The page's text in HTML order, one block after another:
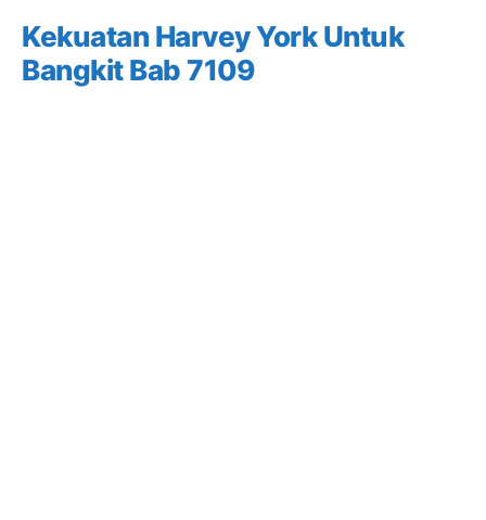
Kekuatan Harvey York Untuk
Bangkit Bab 7109